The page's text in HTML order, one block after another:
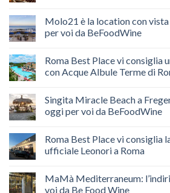
Molo21 è la location con
per voi da BeFoodWine
Roma Best Place vi consiglia
con Acque Albule Terme di
Singita Miracle Beach a
oggi per voi da BeFoodWine
Roma Best Place vi consiglia
ufficiale Leonori a Roma
MaMà Mediterraneum:
voi da Be Food Wine